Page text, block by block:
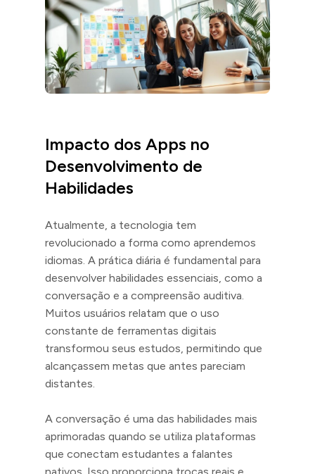
Impacto dos Apps no
Desenvolvimento de
Habilidades
Atualmente, a tecnologia tem
revolucionado a forma como aprendemos
idiomas. A prática diária é fundamental para
desenvolver habilidades essenciais, como a
conversação e a compreensão auditiva.
Muitos usuários relatam que o uso
constante de ferramentas digitais
transformou seus estudos, permitindo que
alcançassem metas que antes pareciam
distantes.
A conversação é uma das habilidades mais
aprimoradas quando se utiliza plataformas
que conectam estudantes a falantes